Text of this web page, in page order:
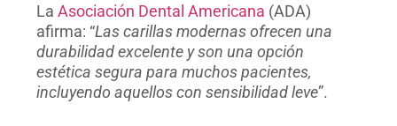
LaAsociación Dental Americana (ADA)
afirma: “Las carillas modernas ofrecen una
durabilidad excelente y son una opción
estética segura para muchos pacientes,
incluyendo aquellos con sensibilidad leve”.